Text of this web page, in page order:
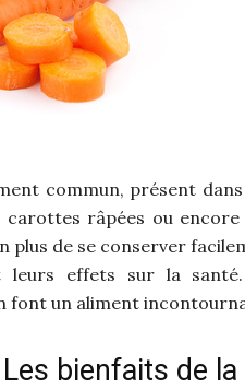
commun, présent
râpées ou
plus de se conserver
leurs effets sur la
font un aliment
Les bienfaits de